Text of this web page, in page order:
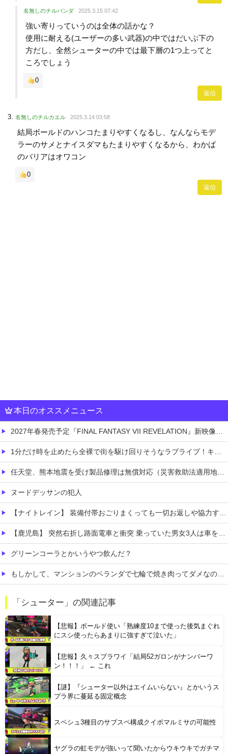
名無しのチルパンダ 2025.3.15 07:42
強い寄りっていうのは全体の話かな？
使用に耐える(ユーザーの多い武器)の中ではだいぶ下の
方だし、全然シューターの中では最下層の1つ上ってと
ころでしょう
0
返信
名無しのチルカエル 2025.3.14 03:58
結局ボールドのハンコたまりやすくなるし、なんならモデ
ラーのサメとナイスダマもたまりやすくなるから、わかば
のバリアはオワコン
0
返信
本日のオススメニュース
2027年春発売予定『FINAL FANTASY VII REVELATION』新映像が「gamescom Opening Night Live」で公開！8/26 午前3時配信予定
1分だけ時を止めたら全裸で街を駆け回りそうなラブライブ！キャラ
任天堂、熊本地震を受け製品修理は無償対応（災害救助法適用地域）
ヌードデッサンの犯人
【ナイトレイン】 装備付帯おごりまくっても一切お返しや協力する気がないプレイヤーいるけど…
【鹿児島】 突然右折し路面電車と衝突 乗っていた男女3人は車を放置しダッシュで逃走中
グリーンコーラとかいうやつ飲んだ？
もしかして、マンションのベランダで七輪で焼き肉ってダメなの？????
【悲報】 上沼恵美子さん「簡単にそうめん作れ言うけど、そうめん作りて地獄なんよ」
Powered by livedoor 相互RSS
「シューター」の関連記事
【悲報】ボールド使い「熟練度10まで使った後気まぐれ
にスシ使ったらあまりに強すぎて泣いた」
【悲報】久々スプラワイ「結局52ガロンがナンバーワ
ン！！！」 ← これ
【謎】『シューター以外はエイムいらない』とかいうス
プラ界に蔓延る固定概念
スペシュ3種目のサブスペ構成クイボマルミサの可能性
ヤグラの虹モデが強いって聞いたからウキウキでガチマ